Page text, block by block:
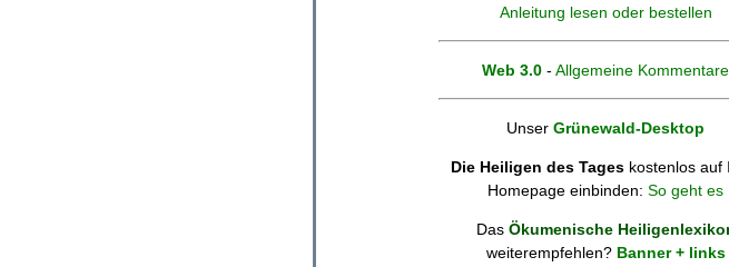
Anleitung lesen oder bestellen
Web 3.0 - Allgemeine Kommentare
Unser Grünewald-Desktop
Die Heiligen des Tages kostenlos auf
Homepage einbinden: So geht es
Das Ökumenische
weiterempfehlen? Banner + links